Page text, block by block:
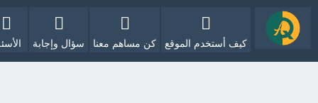
كيف أستخدم الموقع كن مساهم معنا سؤال وإجابة